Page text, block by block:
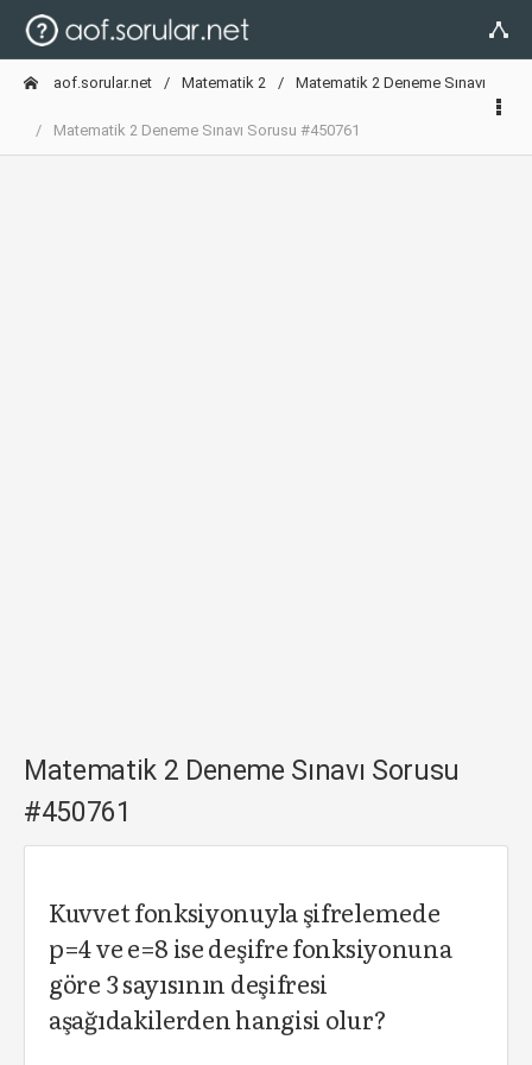
aof.sorular.net Matematik 2 Matematik 2 Deneme Sınavı
Matematik 2 Deneme Sınavı Sorusu #450761
Matematik 2 Deneme Sınavı Sorusu
#450761
Kuvvet fonksiyonuyla şifrelemede
p=4 ve e=8 ise deşifre fonksiyonuna
göre 3 sayısının deşifresi
aşağıdakilerden hangisi olur?